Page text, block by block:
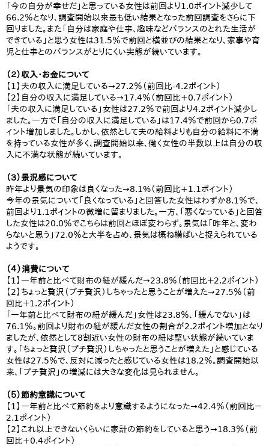
「今の自分が幸せだ」と思っている女性は前回より1.0ポイント減少して
66.2％となり、調査開始以来最も低い結果となった前回調査をさらに下
回りました。また「自分は家庭や仕事、趣味などバランスのとれた生活が
できている」と思う女性は31.5％で前回と横並びの結果となり、家事や育
児と仕事とのバランスがとりにくい実態が続いています。
（２）収入・お金について
【1】夫の収入に満足している→27.2％（前回比-4.2ポイント）
【2】自分の収入に満足している→17.4％（前回比+0.7ポイント）
「夫の収入に満足している」女性は27.2％で前回より4.2ポイント減少し
ました。一方で「自分の収入に満足している」は17.4％で前回から0.7ポ
イント増加しました。しかし、依然として夫の給料よりも自分の給料に不満
を持っている女性が多く、調査開始以来、働く女性の半数以上は自分の収
入に不満な状態が続いています。
（３）景況感について
昨年より景気の印象は良くなった→8.1%（前回比+1.1ポイント）
今年の景気について「良くなっている」と回答した女性はわずか8.1％で、
前回より1.1ポイントの微増に留まりました。一方、「悪くなっている」と回答
した女性は20.0％でこちらは前回とほぼ変わらず。景気は「昨年と、変わ
らないと思う」72.0％と大半を占め、景気は概ね横ばいと捉えられている
ようです。
（４）消費について
【1】一年前と比べて財布の紐が緩んだ→23.8％（前回比＋2.2ポイント）
【2】ちょっと贅沢（プチ贅沢）しちゃったと思うことが増えた→27.5％（前
回比＋1.2ポイント）
「一年前と比べて財布の紐が緩んだ」女性は23.8％、「緩んでない」は
76.1％。前回より財布の紐が緩んだ女性の割合が2.2ポイント増加となり
ましたが、依然として8割近い女性の財布の紐は堅い状態が続いていま
す。「ちょっと贅沢（プチ贅沢）しちゃったと思うことが増えた」と感じている
女性は27.5％で、反対に減ったと感じている女性は18.2％。調査開始以
来、「プチ贅沢」の増減には大きな変化は見られません。
（５）節約意識について
【1】一年前と比べて節約をより意識するようになった→42.4％（前回比－
2.1ポイント）
【2】これ以上できないくらいに家計の節約をしていると思う→18.3％（前
回比+0.4ポイント）